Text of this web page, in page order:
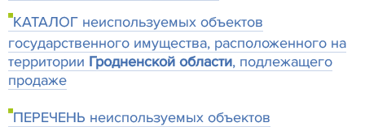
КАТАЛОГ неиспользуемых объектов
государственного имущества, расположенного на
территории Гродненской области, подлежащего
продаже
ПЕРЕЧЕНЬ неиспользуемых объектов